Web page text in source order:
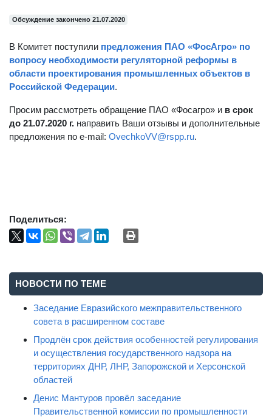
Обсуждение закончено 21.07.2020
В Комитет поступили предложения ПАО «ФосАгро» по
вопросу необходимости регуляторной реформы в
области проектирования промышленных объектов в
Российской Федерации.
Просим рассмотреть обращение ПАО «Фосагро» и в срок
до 21.07.2020 г. направить Ваши отзывы и дополнительные
предложения по e-mail: OvechkoVV@rspp.ru.
Поделиться:
НОВОСТИ ПО ТЕМЕ
Заседание Евразийского межправительственного
совета в расширенном составе
Продлён срок действия особенностей регулирования
и осуществления государственного надзора на
территориях ДНР, ЛНР, Запорожской и Херсонской
областей
Денис Мантуров провёл заседание
Правительственной комиссии по промышленности